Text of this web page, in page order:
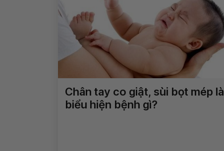
Chân tay co giật, sùi bọt mép là
biểu hiện bệnh gì?